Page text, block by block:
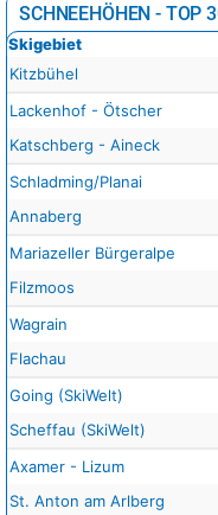
SCHNEEHÖHEN - TOP
Skigebiet
Kitzbühel
Lackenhof - Ötscher
Katschberg - Aineck
Schladming/Planai
Annaberg
Mariazeller Bürgeralpe
Filzmoos
Wagrain
Flachau
Going (SkiWelt)
Scheffau (SkiWelt)
Axamer - Lizum
St. Anton am Arlberg